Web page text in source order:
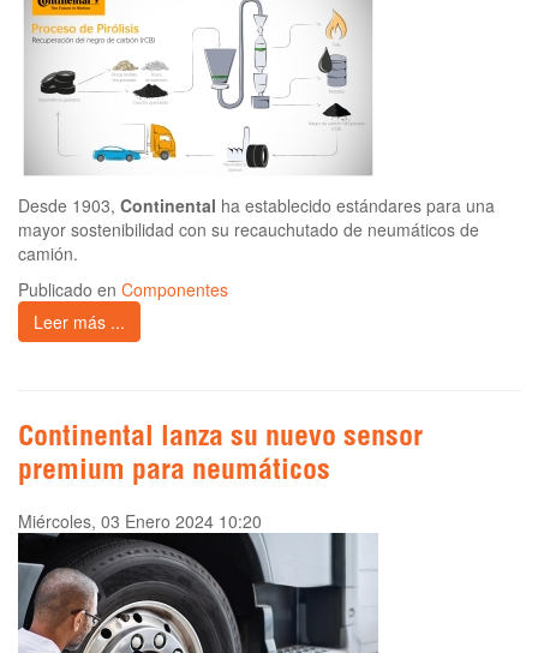
Desde 1903, Continental ha establecido estándares para una
mayor sostenibilidad con su recauchutado de neumáticos de
camión.
Publicado en Componentes
Leer más ...
Continental lanza su nuevo sensor
premium para neumáticos
Miércoles, 03 Enero 2024 10:20